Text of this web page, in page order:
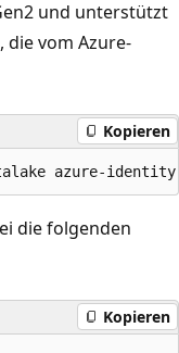
und unterstützt
vom Azure-
Kopieren
die folgenden
Kopieren